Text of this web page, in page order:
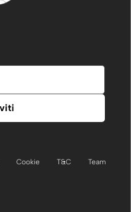
Cookie T&C
Team